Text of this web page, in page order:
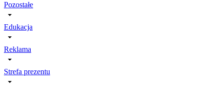
Pozostałe
Edukacja
Reklama
Strefa prezentu